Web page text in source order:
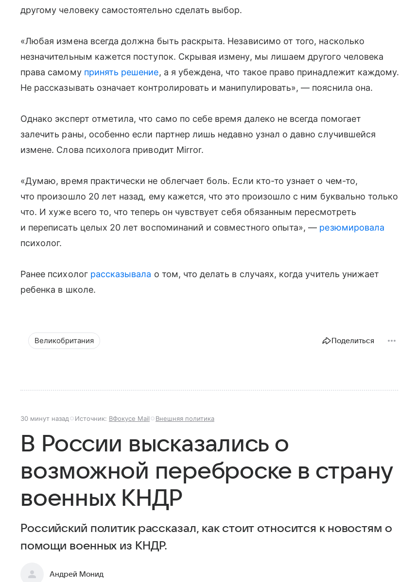
другому человеку самостоятельно сделать выбор.
«Любая измена всегда должна быть раскрыта. Независимо от того, насколько
незначительным кажется поступок. Скрывая измену, мы лишаем другого человека
права самому принять решение, а я убеждена, что такое право принадлежит каждому.
Не рассказывать означает контролировать и манипулировать», — пояснила она.
Однако эксперт отметила, что само по себе время далеко не всегда помогает
залечить раны, особенно если партнер лишь недавно узнал о давно случившейся
измене. Слова психолога приводит Mirror.
«Думаю, время практически не облегчает боль. Если кто-то узнает о чем-то,
что произошло 20 лет назад, ему кажется, что это произошло с ним буквально только
что. И хуже всего то, что теперь он чувствует себя обязанным пересмотреть
и переписать целых 20 лет воспоминаний и совместного опыта», — резюмировала
психолог.
Ранее психолог рассказывала о том, что делать в случаях, когда учитель унижает
ребенка в школе.
Великобритания Поделиться
30 минут назад Источник: ВФокусе Mail Внешняя политика
В России высказались о
возможной переброске в страну
военных КНДР
Российский политик рассказал, как стоит относится к новостям о
помощи военных из КНДР.
Андрей Монид